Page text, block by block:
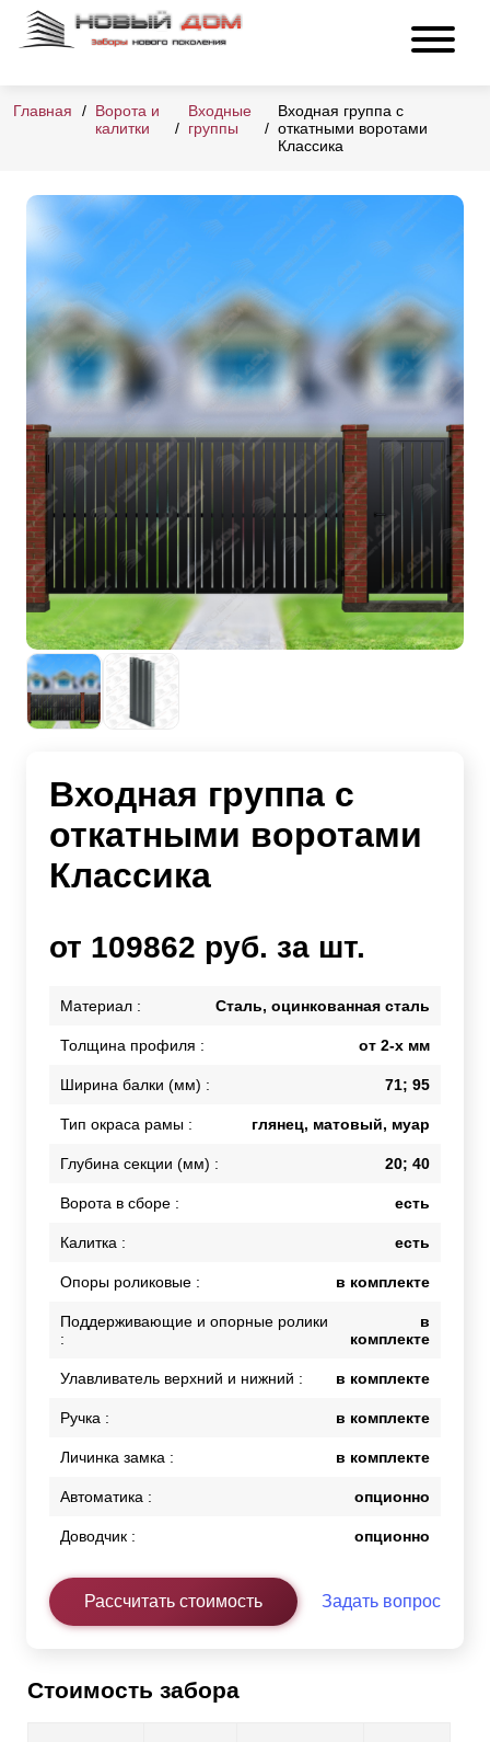
Главная
Ворота и
калитки
Входные
группы
Входная группа с
откатными воротами
Классика
Входная группа с
откатными воротами
Классика
от 109862 руб. за шт.
Материал : Сталь, оцинкованная сталь
Толщина профиля : от 2-х мм
Ширина балки (мм) : 71; 95
Тип окраса рамы : глянец, матовый, муар
Глубина секции (мм) : 20; 40
Ворота в сборе : есть
Калитка : есть
Опоры роликовые : в комплекте
Поддерживающие и опорные ролики
:
в
комплекте
Улавливатель верхний и нижний : в комплекте
Ручка : в комплекте
Личинка замка : в комплекте
Автоматика : опционно
Доводчик : опционно
Рассчитать стоимость Задать вопрос
Стоимость забора